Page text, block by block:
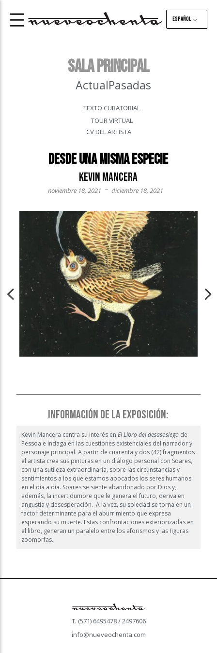
Español
Sala principal
ActualPasadas
TEXTO CURATORIAL
TOUR VIRTUAL
CV DEL ARTISTA
Desde una misma especie
Kevin Mancera
noviembre 18, 2021 – diciembre 18, 2021
INFORMACIÓN DE LA EXPOSICIÓN:
Kevin Mancera centra su interés en ElLibro del desasosiegode
Pessoa e indaga en las cuestiones existenciales del narrador y
personaje principal. A partir de cuarenta y dos (42) fragmentos
el artista crea sus pinturas en un diálogo personal con Soares,
con una sutileza extraordinaria, sobre las circunstancias y
sentimientos a los que estamos abocados los seres humanos
en el día a día. Soares se siente abandonado por Dios y,
además, la incertidumbre que le genera el futuro, deriva en
angustia y desesperación. A la vez, su soledad se torna en un
factor determinante para el aburrimiento que expresa
esperando su muerte. Estas confrontaciones exteriorizadas en
el libro, generan un paralelo entre los aforismos y las figuras
zoomorfas.
T. (571) 6495478 / 2497606
info@nueveochenta.com